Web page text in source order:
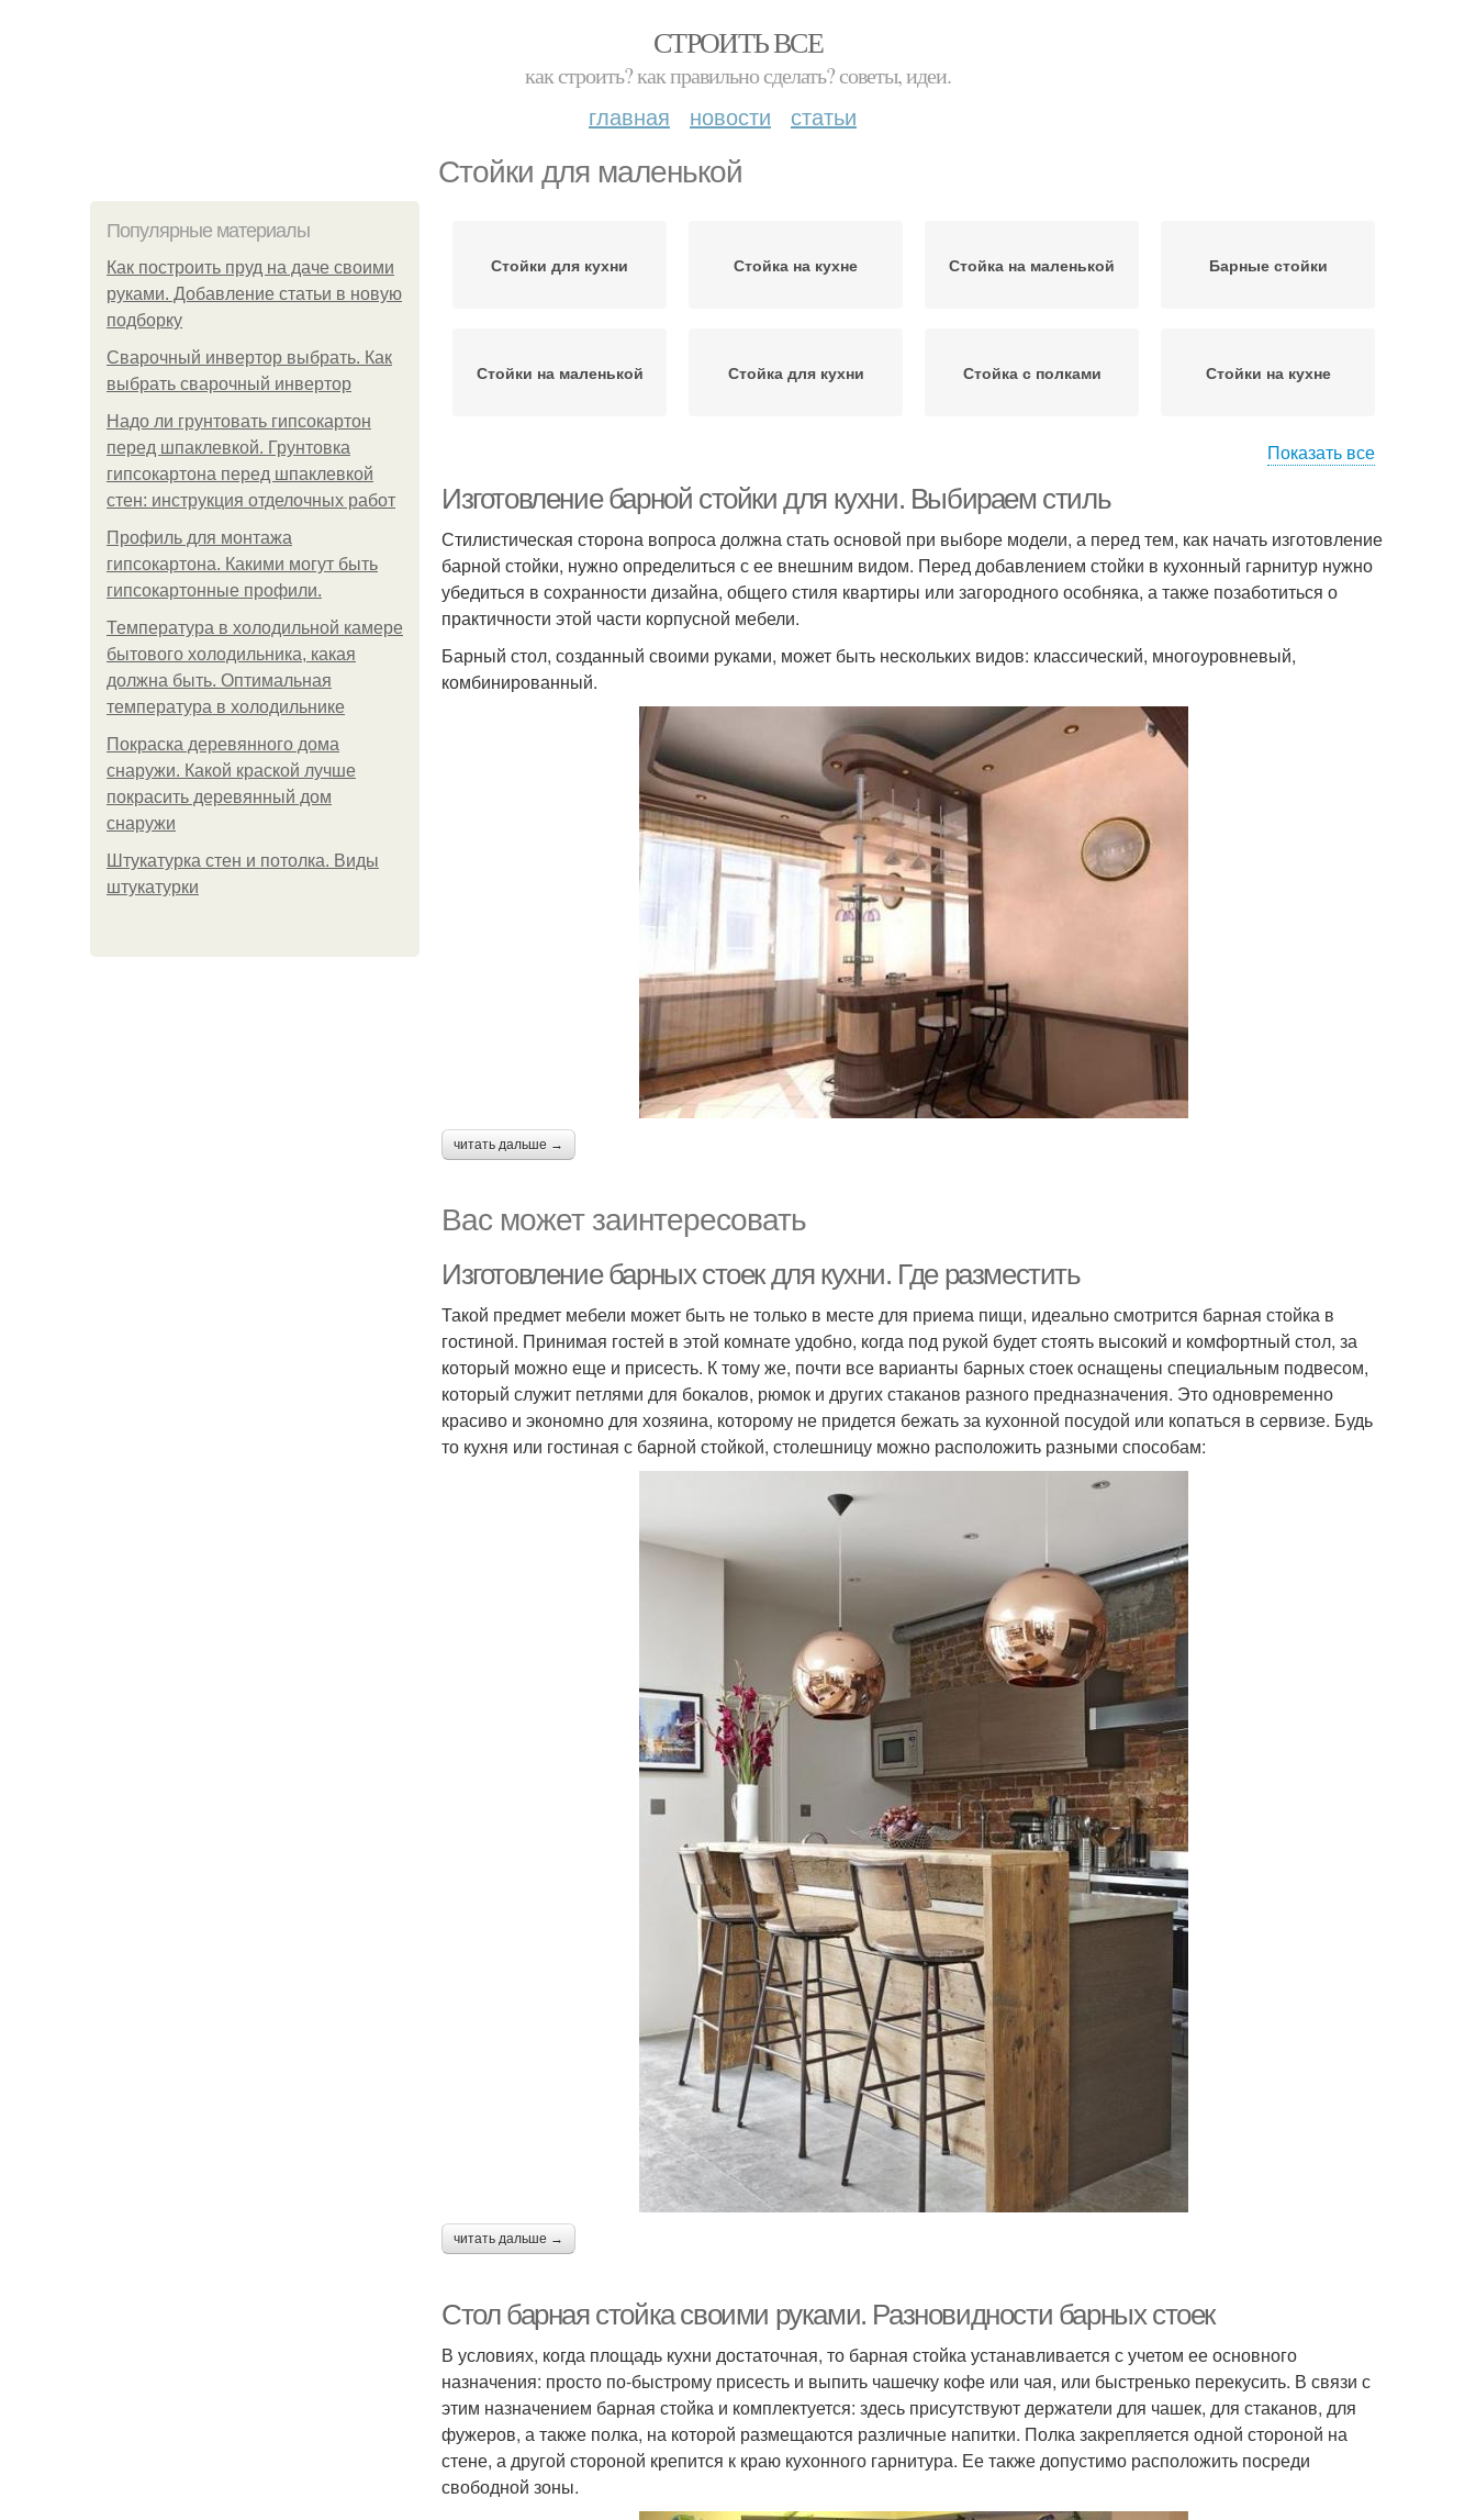
СТРОИТЬ ВСЕ
как строить? как правильно сделать? советы, идеи.
главная новости статьи
Стойки для маленькой
Популярные материалы
Как построить пруд на даче своими
руками. Добавление статьи в новую
подборку
Сварочный инвертор выбрать. Как
выбрать сварочный инвертор
Надо ли грунтовать гипсокартон
перед шпаклевкой. Грунтовка
гипсокартона перед шпаклевкой
стен: инструкция отделочных работ
Профиль для монтажа
гипсокартона. Какими могут быть
гипсокартонные профили.
Температура в холодильной камере
бытового холодильника, какая
должна быть. Оптимальная
температура в холодильнике
Покраска деревянного дома
снаружи. Какой краской лучше
покрасить деревянный дом
снаружи
Штукатурка стен и потолка. Виды
штукатурки
Стойки для кухни Стойка на кухне Стойка на маленькой Барные стойки
Стойки на маленькой Стойка для кухни Стойка с полками Стойки на кухне
Показать все
Изготовление барной стойки для кухни. Выбираем стиль
Стилистическая сторона вопроса должна стать основой при выборе модели, а перед тем, как начать изготовление
барной стойки, нужно определиться с ее внешним видом. Перед добавлением стойки в кухонный гарнитур нужно
убедиться в сохранности дизайна, общего стиля квартиры или загородного особняка, а также позаботиться о
практичности этой части корпусной мебели.
Барный стол, созданный своими руками, может быть нескольких видов: классический, многоуровневый,
комбинированный.
читать дальше →
Вас может заинтересовать
Изготовление барных стоек для кухни. Где разместить
Такой предмет мебели может быть не только в месте для приема пищи, идеально смотрится барная стойка в
гостиной. Принимая гостей в этой комнате удобно, когда под рукой будет стоять высокий и комфортный стол, за
который можно еще и присесть. К тому же, почти все варианты барных стоек оснащены специальным подвесом,
который служит петлями для бокалов, рюмок и других стаканов разного предназначения. Это одновременно
красиво и экономно для хозяина, которому не придется бежать за кухонной посудой или копаться в сервизе. Будь
то кухня или гостиная с барной стойкой, столешницу можно расположить разными способам:
читать дальше →
Стол барная стойка своими руками. Разновидности барных стоек
В условиях, когда площадь кухни достаточная, то барная стойка устанавливается с учетом ее основного
назначения: просто по-быстрому присесть и выпить чашечку кофе или чая, или быстренько перекусить. В связи с
этим назначением барная стойка и комплектуется: здесь присутствуют держатели для чашек, для стаканов, для
фужеров, а также полка, на которой размещаются различные напитки. Полка закрепляется одной стороной на
стене, а другой стороной крепится к краю кухонного гарнитура. Ее также допустимо расположить посреди
свободной зоны.